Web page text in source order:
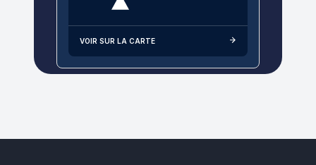
VOIR SUR LA CARTE